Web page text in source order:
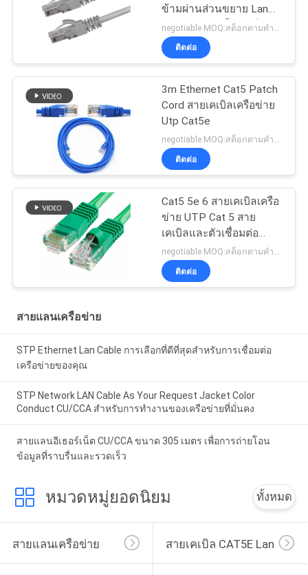
ข้ามผ่านส่วนขยาย Lan
แบบตรงครอสโอเวอร์
ติดต่อ
3m Ethernet Cat5 Patch
Cord สายเคเบิลเครือข่าย
Utp Cat5e
negotiable MOQ:สต็อกตามคำขอของลูกค้าประเภทกำหนดเอง 30000 เมตร
ติดต่อ
Cat5 5e 6 สายเคเบิลเครือ
ข่าย UTP Cat 5 สาย
เคเบิลและตัวเชื่อมต่อ
Patch Cable ในระบบเครือ
ข่าย
negotiable MOQ:สต็อกตามคำขอของลูกค้าประเภทกำหนดเอง 30000 เมตร
ติดต่อ
สายแลนเครือข่าย
STP Ethernet Lan Cable การเลือกที่ดีที่สุดสําหรับการเชื่อมต่อ
เครือข่ายของคุณ
STP Network LAN Cable As Your Request Jacket Color
Conduct CU/CCA สําหรับการทํางานของเครือข่ายที่มั่นคง
สายแลนอีเธอร์เน็ต CU/CCA ขนาด 305 เมตร เพื่อการถ่ายโอน
ข้อมูลที่ราบรื่นและรวดเร็ว
หมวดหมู่ยอดนิยม ทั้งหมด
สายแลนเครือข่าย สายเคเบิล CAT5E Lan